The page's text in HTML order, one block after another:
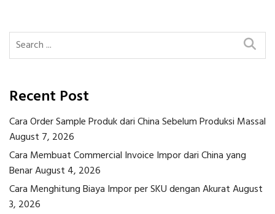
Recent Post
Cara Order Sample Produk dari China Sebelum Produksi Massal
August 7, 2026
Cara Membuat Commercial Invoice Impor dari China yang
BenarAugust 4, 2026
Cara Menghitung Biaya Impor per SKU dengan AkuratAugust
3, 2026